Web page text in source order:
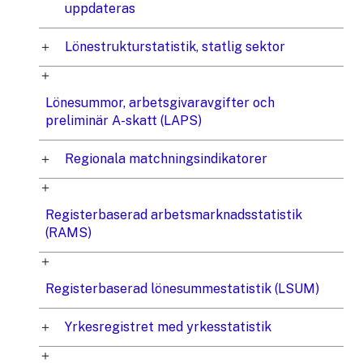
uppdateras
Lönestrukturstatistik, statlig sektor
Lönesummor, arbetsgivaravgifter och
preliminär A-skatt (LAPS)
Regionala matchningsindikatorer
Registerbaserad arbetsmarknadsstatistik
(RAMS)
Registerbaserad lönesummestatistik (LSUM)
Yrkesregistret med yrkesstatistik